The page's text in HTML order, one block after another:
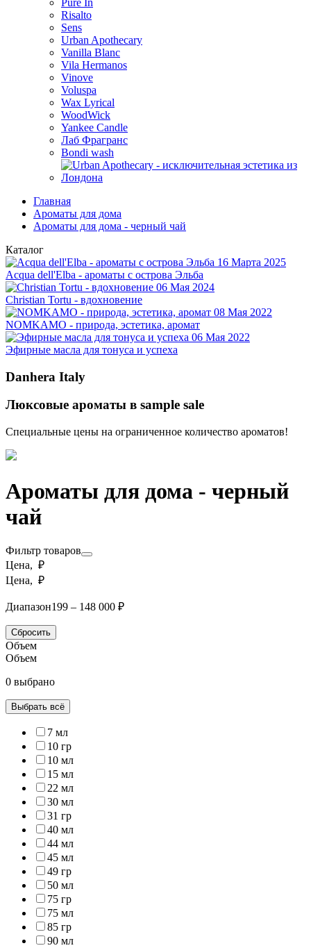
Pure In
Risalto
Sens
Urban Apothecary
Vanilla Blanc
Vila Hermanos
Vinove
Voluspa
Wax Lyrical
WoodWick
Yankee Candle
Лаб Фрагранс
Bondi wash
Главная
Ароматы для дома
Ароматы для дома - черный чай
Каталог
16 Марта 2025
Acqua dell'Elba - ароматы с острова Эльба
06 Мая 2024
Christian Tortu - вдохновение
08 Мая 2022
NOMKAMO - природа, эстетика, аромат
06 Мая 2022
Эфирные масла для тонуса и успеха
Danhera Italy
Люксовые ароматы в sample sale
Специальные цены на ограниченное количество ароматов!
Ароматы для дома - черный
чай
Фильтр товаров
Цена, ₽
Цена, ₽
Диапазон199 – 148 000 ₽
Сбросить
Объем
Объем
0 выбрано
Выбрать всё
7 мл
10 гр
10 мл
15 мл
22 мл
30 мл
31 гр
40 мл
44 мл
45 мл
49 гр
50 мл
75 гр
75 мл
85 гр
90 мл